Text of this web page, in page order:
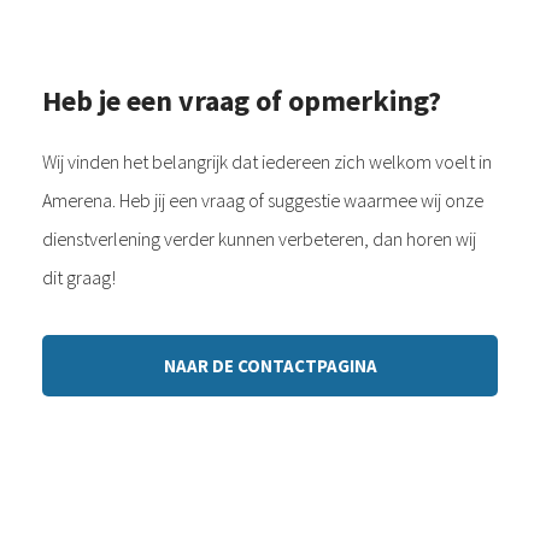
Heb je een vraag of opmerking?
Wij vinden het belangrijk dat iedereen zich welkom voelt in
Amerena. Heb jij een vraag of suggestie waarmee wij onze
dienstverlening verder kunnen verbeteren, dan horen wij
dit graag!
NAAR DE CONTACTPAGINA